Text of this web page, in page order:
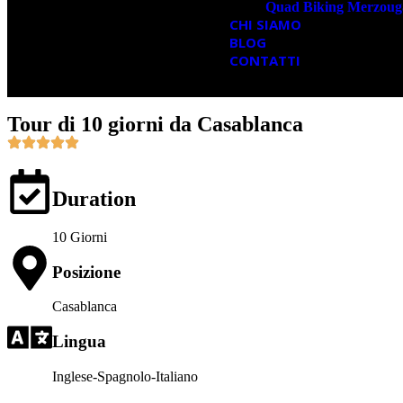
Quad Biking
CHI SIAMO
BLOG
CONTATTI
Tour di 10 giorni da Casablanca
Duration
10 Giorni
Posizione
Casablanca
Lingua
Inglese-Spagnolo-Italiano